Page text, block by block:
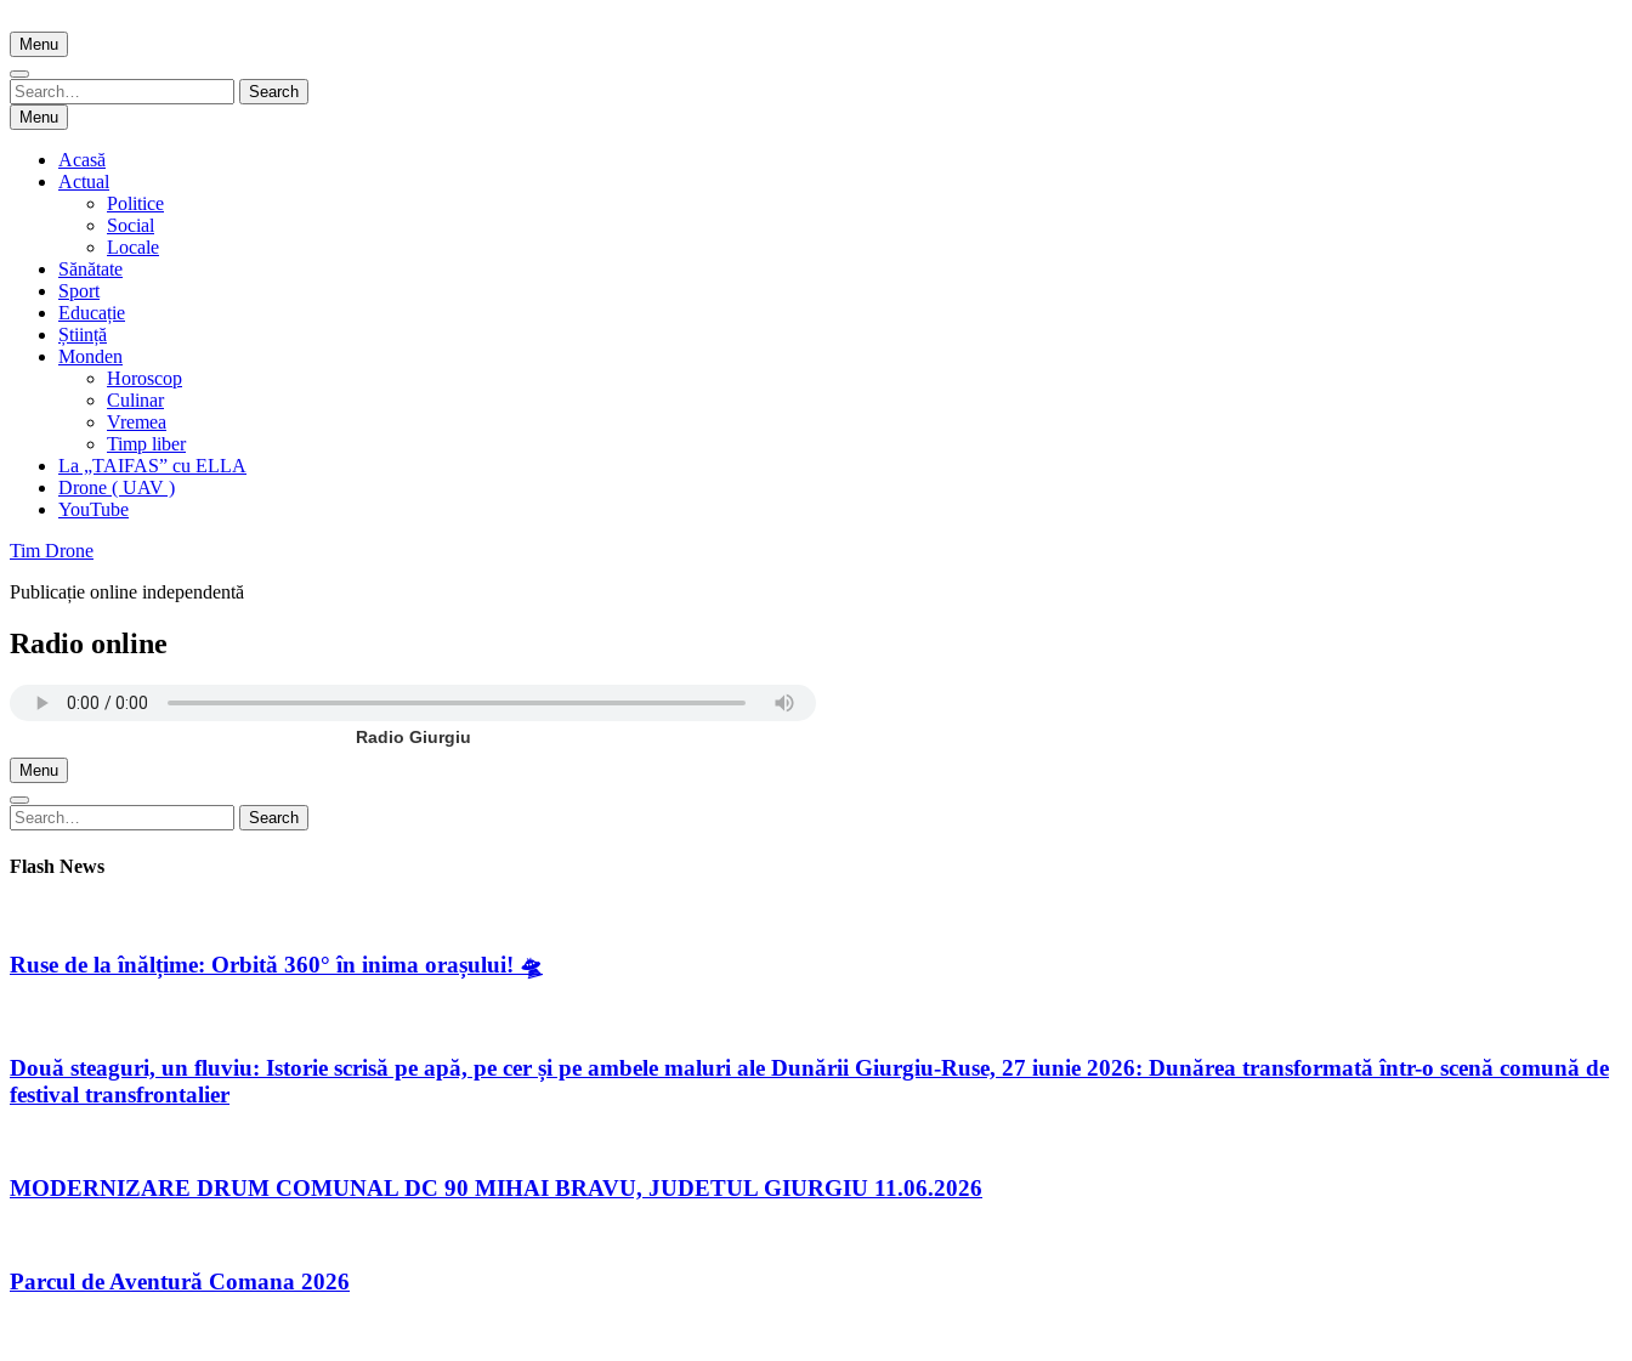
to
content
Menu
Search
for:
Search
Menu
Acasă
Actual
Politice
Social
Locale
Sănătate
Sport
Educație
Știință
Monden
Horoscop
Culinar
Vremea
Timp liber
La „TAIFAS” cu ELLA
Drone ( UAV )
YouTube
Tim Drone
Publicație online independentă
Radio online
Radio Giurgiu
Menu
Search
for:
Search
Flash News
Ruse de la înălțime: Orbită 360° în inima orașului! 🛸
Două steaguri, un fluviu: Istorie scrisă pe apă, pe cer și pe ambele maluri ale Dunării Giurgiu-Ruse, 27 iunie 2026: Dunărea transformată într-o scenă comună de
festival transfrontalier
MODERNIZARE DRUM COMUNAL DC 90 MIHAI BRAVU, JUDETUL GIURGIU 11.06.2026
Parcul de Aventură Comana 2026